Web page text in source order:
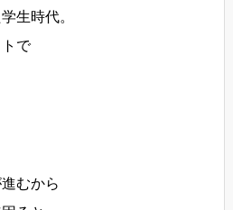
生時代。
で
むから